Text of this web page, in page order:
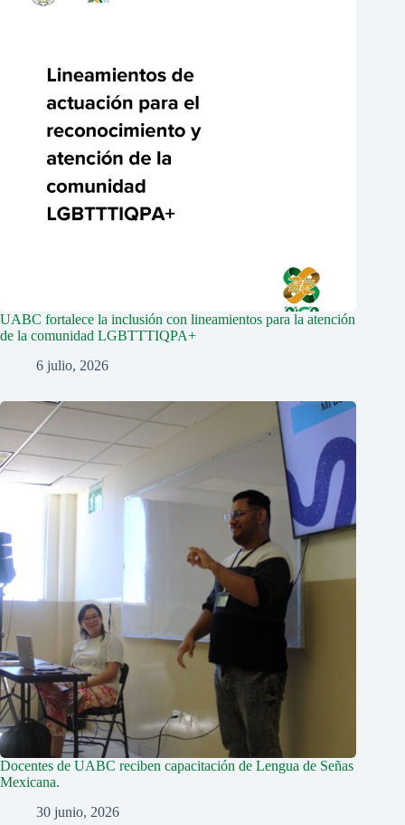
UABC fortalece la inclusión con lineamientos para la atención
de la comunidad LGBTTTIQPA+
6 julio, 2026
Docentes de UABC reciben capacitación de Lengua de Señas
Mexicana.
30 junio, 2026